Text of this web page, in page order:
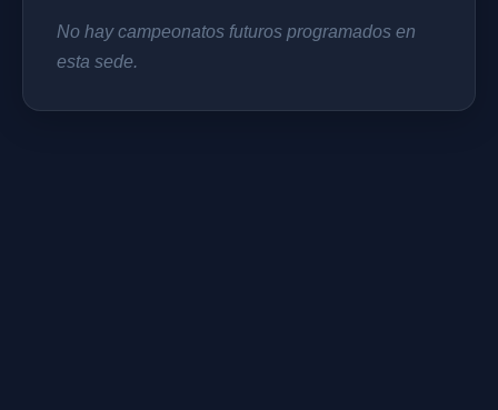
No hay campeonatos futuros programados en
esta sede.